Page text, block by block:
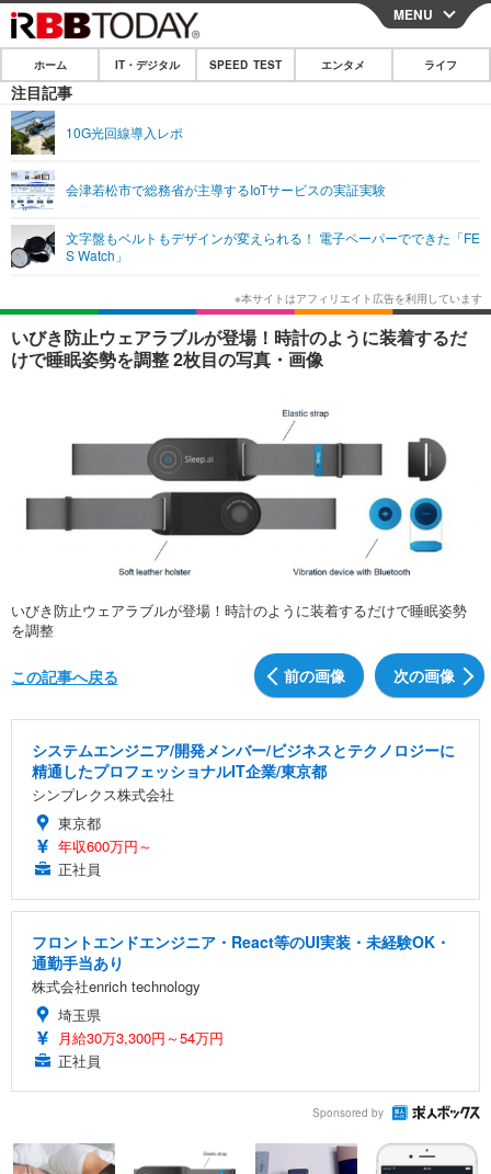
CLOSE
ホーム
IT・デジタル
ショッピング その他
エンタメ
エンタメTOP
韓国・芸能
音楽 スポーツ
ライフ
ライフTOP グルメ
ペット ショッピング
リリース一覧
プッシュ通知の停止方法
MENU
ホーム IT・デジタル SPEED TEST エンタメ ライフ
注目記事
10G光回線導入レポ
会津若松市で総務省が主導するIoTサービスの実証実験
文字盤もベルトもデザインが変えられる！ 電子ペーパーでできた「FE
S Watch」
いびき防止ウェアラブルが登場！時計のように装着するだ
けで睡眠姿勢を調整 2枚目の写真・画像
いびき防止ウェアラブルが登場！時計のように装着するだけで睡眠姿勢
を調整
前の画像 次の画像
この記事へ戻る
システムエンジニア/開発メンバー/ビジネスとテクノロジーに
精通したプロフェッショナルIT企業/東京都
シンプレクス株式会社
東京都
年収600万円～
正社員
フロントエンドエンジニア・React等のUI実装・未経験OK・
通勤手当あり
株式会社enrich technology
埼玉県
月給30万3,300円～54万円
正社員
Sponsored by